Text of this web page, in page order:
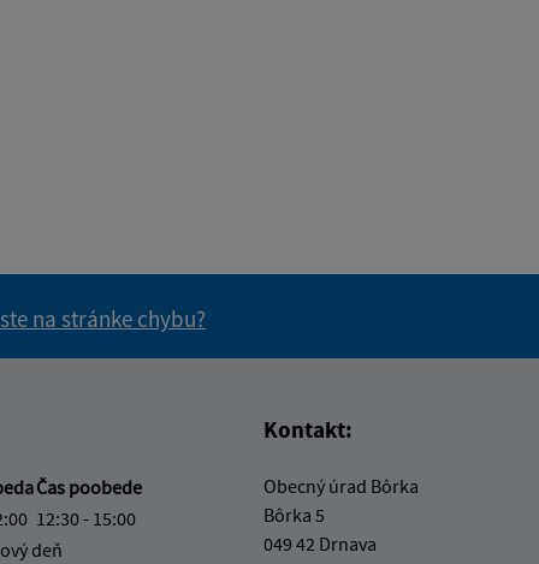
na stránke chybu?
Čas poobede
12:30 - 15:00
deň
Kontakt:
Obecný úrad Bôrka
Bôrka 5
049 42 Drnava